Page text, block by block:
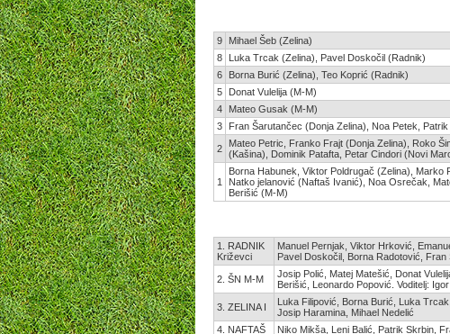
9
Mihael Šeb (Zelina)
8
Luka Trcak (Zelina), Pavel Doskočil (Radnik)
6
Borna Burić (Zelina), Teo Koprić (Radnik)
5
Donat Vulelija (M-M)
4
Mateo Gusak (M-M)
3
Fran Šarutančec (Donja Zelina), Noa Petek,
2
Mateo Petric, Franko Frajt (Donja Zelina), Roko
(Kašina), Dominik Patafta, Petar Cindori (Novi
1
Borna Habunek, Viktor Poldrugač (Zelina), Marko
Natko jelanović (Naftaš Ivanić), Noa Osrečak,
Berišić (M-M)
1. RADNIK
Križevci
Manuel Pernjak, Viktor Hrković,
Pavel Doskočil, Borna Radotović, Fran
2. ŠN M-M
Josip Polić, Matej Matešić, Donat
Berišić, Leonardo Popović. Voditelj:
3. ZELINA I
Luka Filipović, Borna Burić, Luka
Josip Haramina, Mihael Nedelić
4. NAFTAŠ
Niko Mikša, Leni Balić, Patrik Skrbin,